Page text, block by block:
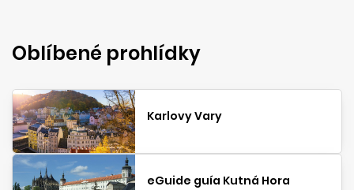
Oblíbené prohlídky
Karlovy Vary
eGuide guía Kutná Hora